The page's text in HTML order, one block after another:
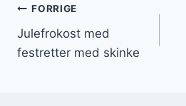
Indlægsnavigation
FORRIGE
Julefrokost med
festretter med skinke